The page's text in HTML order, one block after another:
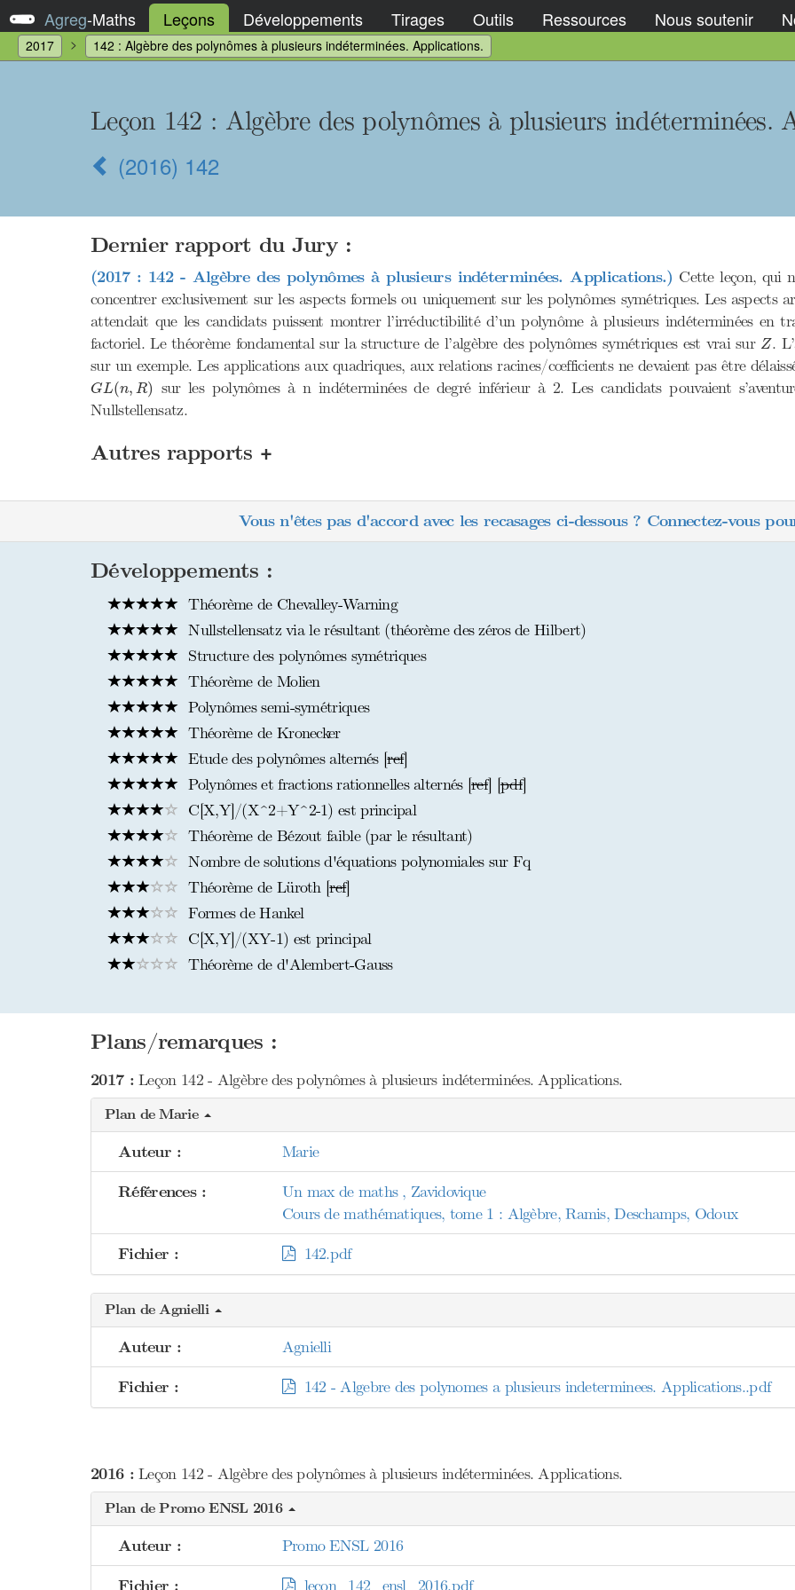
Agreg-Maths Leçons Développements Tirages Outils Ressources Nous soutenir
2017 142 : Algèbre des polynômes à plusieurs indéterminées. Applications.
Leçon 142 : Algèbre des polynômes à plusieurs indéterminées.
(2016) 142
Dernier rapport du Jury :
(2017 : 142 - Algèbre des polynômes à plusieurs indéterminées. Applications.) Cette leçon, qui
concentrer exclusivement sur les aspects formels ou uniquement sur les polynômes symétriques. Les
attendait que les candidats puissent montrer l’irréductibilité d’un polynôme à plusieurs indéterminées en
factoriel. Le théorème fondamental sur la structure de l’algèbre des polynômes symétriques est vrai sur Z
Z.
sur un exemple. Les applications aux quadriques, aux relations racines/cœfficients ne devaient pas être
GL(n, R)
GL ( R)
sur les polynômes à n indéterminées de degré inférieur à 2. Les candidats pouvaient
Nullstellensatz.
Autres rapports +
Vous n'êtes pas d'accord avec les recasages ci-dessous ? Connectez-vous
Développements :
Théorème de Chevalley-Warning
Nullstellensatz via le résultant (théorème des zéros de Hilbert)
Structure des polynômes symétriques
Théorème de Molien
Polynômes semi-symétriques
Théorème de Kronecker
Etude des polynômes alternés [ref]
Polynômes et fractions rationnelles alternés [ref] [pdf]
C[X,Y]/(X^2+Y^2-1) est principal
Théorème de Bézout faible (par le résultant)
Nombre de solutions d'équations polynomiales sur Fq
Théorème de Lüroth [ref]
Formes de Hankel
C[X,Y]/(XY-1) est principal
Théorème de d'Alembert-Gauss
Plans/remarques :
2017 :Leçon 142 - Algèbre des polynômes à plusieurs indéterminées. Applications.
Plan de Marie
Auteur : Marie
Références :
Un max de maths , Zavidovique
Cours de mathématiques, tome 1 : Algèbre, Ramis, Deschamps, Odoux
Fichier : 142.pdf
Plan de Agnielli
Auteur : Agnielli
Fichier : 142 - Algebre des polynomes a plusieurs indeterminees. Applications..pdf
2016 :Leçon 142 - Algèbre des polynômes à plusieurs indéterminées. Applications.
Plan de Promo ENSL 2016
Auteur : Promo ENSL 2016
lecon_142_ensl_2016.pdf